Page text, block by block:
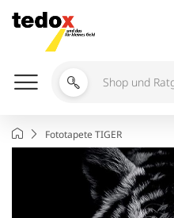
Inhalt
springen
Shop
durchsuchen
StartseiteFototapete TIGER